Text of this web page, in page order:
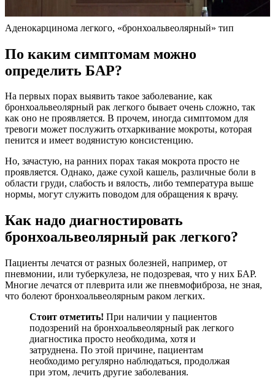
Аденокарцинома легкого, «бронхоальвеолярный» тип
По каким симптомам можно
определить БАР?
На первых порах выявить такое заболевание, как
бронхоальвеолярный рак легкого бывает очень сложно, так
как оно не проявляется. В прочем, иногда симптомом для
тревоги может послужить отхаркивание мокроты, которая
пенится и имеет водянистую консистенцию.
Но, зачастую, на ранних порах такая мокрота просто не
проявляется. Однако, даже сухой кашель, различные боли в
области груди, слабость и вялость, либо температура выше
нормы, могут служить поводом для обращения к врачу.
Как надо диагностировать
бронхоальвеолярный рак легкого?
Пациенты лечатся от разных болезней, например, от
пневмонии, или туберкулеза, не подозревая, что у них БАР.
Многие лечатся от плеврита или же пневмофиброза, не зная,
что болеют бронхоальвеолярным раком легких.
Стоит отметить! При наличии у пациентов
подозрений на бронхоальвеолярный рак легкого
диагностика просто необходима, хотя и
затруднена. По этой причине, пациентам
необходимо регулярно наблюдаться, продолжая
при этом, лечить другие заболевания.